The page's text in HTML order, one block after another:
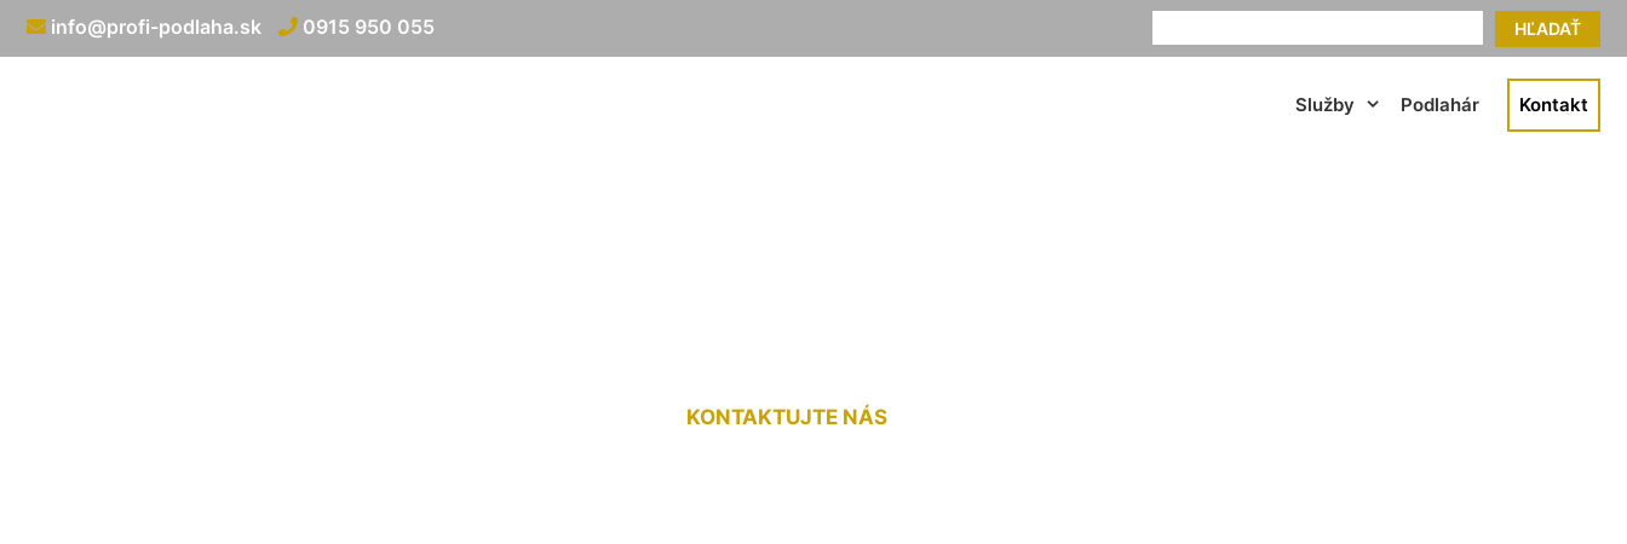
HĽADAŤ
info@profi-podlaha.sk 0915 950 055
Služby Podlahár Kontakt
KONTAKTUJTE NÁS